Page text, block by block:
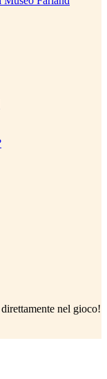
direttamente nel gioco!